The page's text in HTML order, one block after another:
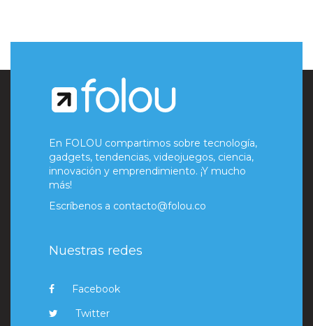
En FOLOU compartimos sobre tecnología,
gadgets, tendencias, videojuegos, ciencia,
innovación y emprendimiento. ¡Y mucho
más!
Escríbenos a contacto@folou.co
Nuestras redes
Facebook
Twitter